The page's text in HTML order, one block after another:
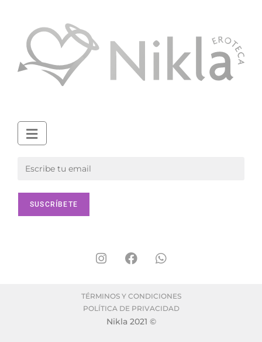
TÉRMINOS Y CONDICIONES
POLÍTICA DE PRIVACIDAD
Nikla 2021 ©